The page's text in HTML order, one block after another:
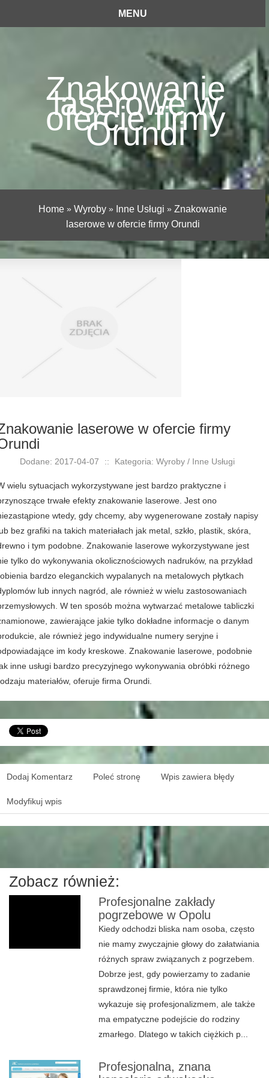
MENU
Znakowanie
laserowe w
ofercie firmy
Orundi
Home » Wyroby » Inne Usługi » Znakowanie
laserowe w ofercie firmy Orundi
laserowe w ofercie firmy
Dodane: 2017-04-07 :: Kategoria: Wyroby / Inne Usługi
wielu sytuacjach wykorzystywane jest bardzo praktyczne i
trwałe efekty znakowanie laserowe. Jest ono
wtedy, gdy chcemy, aby wygenerowane zostały napisy
bez grafiki na takich materiałach jak metal, szkło, plastik, skóra,
i tym podobne. Znakowanie laserowe wykorzystywane jest
tylko do wykonywania okolicznościowych nadruków, na przykład
bardzo eleganckich wypalanych na metalowych płytkach
lub innych nagród, ale również w wielu zastosowaniach
W ten sposób można wytwarzać metalowe tabliczki
zawierające jakie tylko dokładne informacje o danym
ale również jego indywidualne numery seryjne i
im kody kreskowe. Znakowanie laserowe, podobnie
inne usługi bardzo precyzyjnego wykonywania obróbki różnego
materiałów, oferuje firma Orundi.
Dodaj Komentarz Poleć stronę Wpis zawiera błędy
Modyfikuj wpis
Zobacz również:
Profesjonalne zakłady
pogrzebowe w Opolu
Kiedy odchodzi bliska nam osoba, często
nie mamy zwyczajnie głowy do załatwiania
różnych spraw związanych z pogrzebem.
Dobrze jest, gdy powierzamy to zadanie
sprawdzonej firmie, która nie tylko
wykazuje się profesjonalizmem, ale także
ma empatyczne podejście do rodziny
zmarłego. Dlatego w takich ciężkich p...
Profesjonalna, znana